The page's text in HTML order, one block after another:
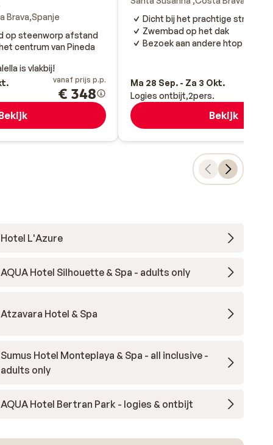
Brava Spanje
op steenworp afstand
centrum van Pineda
is vlakbij!
vanaf prijs p.p.
€ 348
Dicht bij het prachtige strand
Zwembad op het dak
Bezoek aan andere htop hotels
Ma 28 Sep. - Za 3 Okt.
Logies ontbijt 2pers.
Bekijk
Hotel L'Azure
AQUA Hotel Silhouette & Spa - adults only
Atzavara Hotel & Spa
Sumus Hotel Monteplaya & Spa - all inclusive -
adults only
AQUA Hotel Bertran Park - logies & ontbijt